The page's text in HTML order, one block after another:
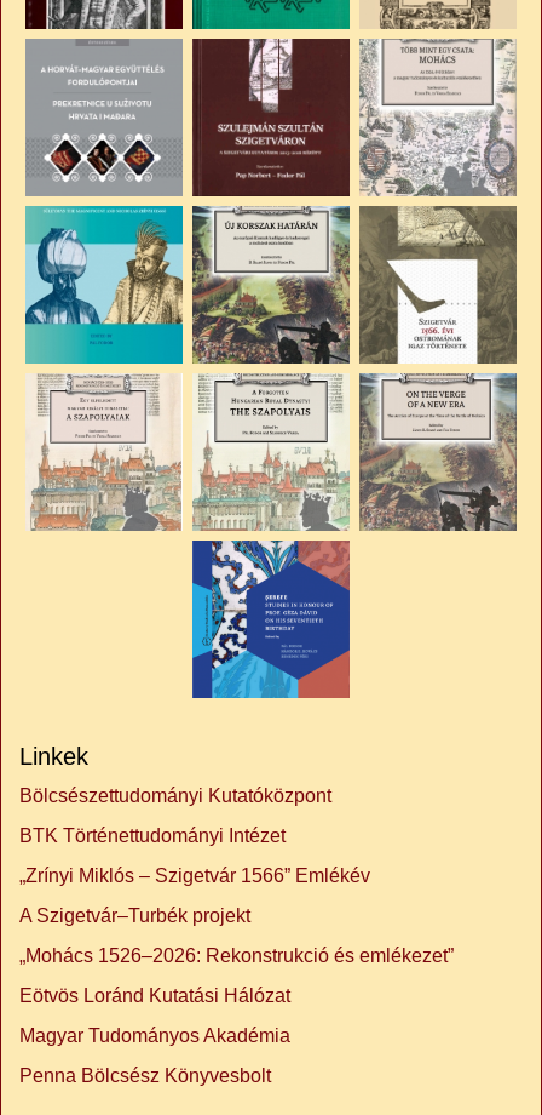
Linkek
Bölcsészettudományi Kutatóközpont
BTK Történettudományi Intézet
„Zrínyi Miklós – Szigetvár 1566” Emlékév
A Szigetvár–Turbék projekt
„Mohács 1526–2026: Rekonstrukció és emlékezet”
Eötvös Loránd Kutatási Hálózat
Magyar Tudományos Akadémia
Penna Bölcsész Könyvesbolt